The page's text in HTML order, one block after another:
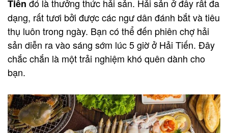
Tiến đó là thưởng thức hải sản. Hải sản ở đây rất đa
dạng, rất tươi bởi được các ngư dân đánh bắt và tiêu
thụ luôn trong ngày. Bạn có thể đến phiên chợ hải
sản diễn ra vào sáng sớm lúc 5 giờ ở Hải Tiến. Đây
chắc chắn là một trải nghiệm khó quên dành cho
bạn.